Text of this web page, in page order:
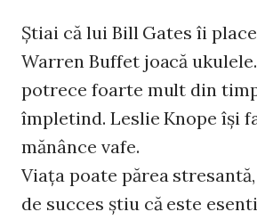
Știai că lui Bill Gates îi
Warren Buffet joacă
potrece foarte mult din
împletind. Leslie Knope își
mănânce vafe.
Viața poate părea
de succes știu că este